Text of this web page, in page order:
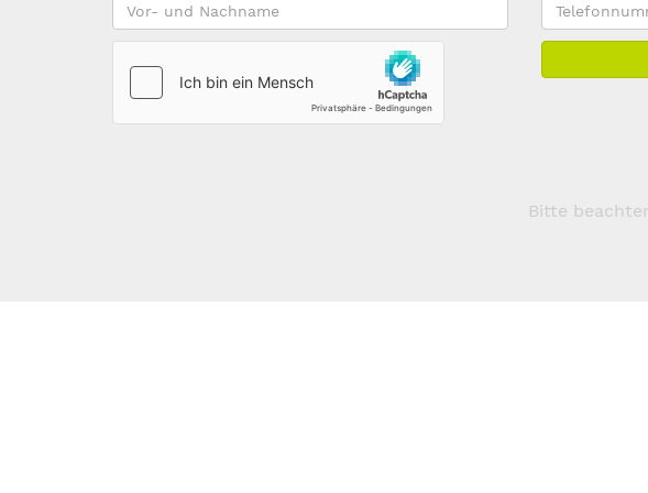
Vor-
und
Nachname
Bitte